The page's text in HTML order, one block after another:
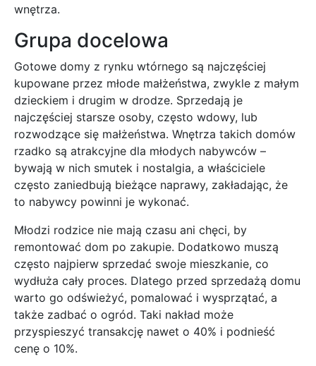
wnętrza.
Grupa docelowa
Gotowe domy z rynku wtórnego są najczęściej
kupowane przez młode małżeństwa, zwykle z małym
dzieckiem i drugim w drodze. Sprzedają je
najczęściej starsze osoby, często wdowy, lub
rozwodzące się małżeństwa. Wnętrza takich domów
rzadko są atrakcyjne dla młodych nabywców –
bywają w nich smutek i nostalgia, a właściciele
często zaniedbują bieżące naprawy, zakładając, że
to nabywcy powinni je wykonać.
Młodzi rodzice nie mają czasu ani chęci, by
remontować dom po zakupie. Dodatkowo muszą
często najpierw sprzedać swoje mieszkanie, co
wydłuża cały proces. Dlatego przed sprzedażą domu
warto go odświeżyć, pomalować i wysprzątać, a
także zadbać o ogród. Taki nakład może
przyspieszyć transakcję nawet o 40% i podnieść
cenę o 10%.